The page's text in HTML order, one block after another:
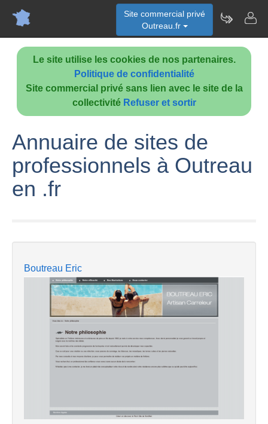
Le site utilise les cookies de nos partenaires.
Politique de confidentialité
Site commercial privé sans lien avec le site de la
collectivité Refuser et sortir
Site commercial privé
Outreau.fr
Annuaire de sites de
professionnels à Outreau
en .fr
Boutreau Eric